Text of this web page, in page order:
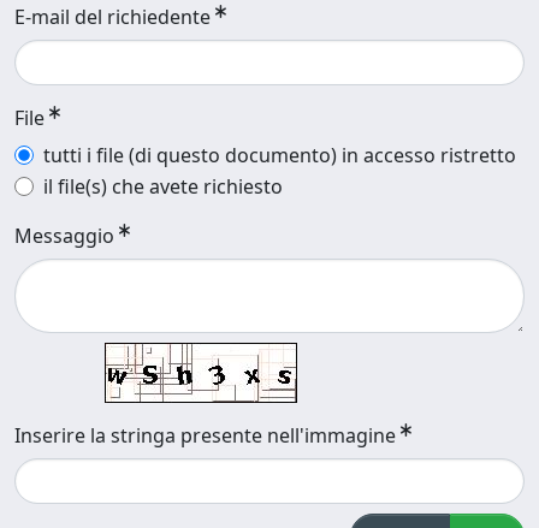
E-mail del richiedente
File
tutti i file (di questo documento) in accesso ristretto
il file(s) che avete richiesto
Messaggio
Inserire la stringa presente nell'immagine